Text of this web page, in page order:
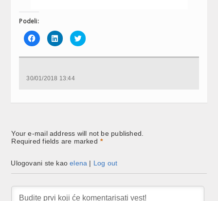
Podeli:
Click
to
share
Facebook
new
Click
to
share
LinkedIn
new
Click
to
Twitter
30/01/2018 13:44
Your e-mail address will not be published.
Required fields are marked *
Ulogovani ste kaoelena | Log out